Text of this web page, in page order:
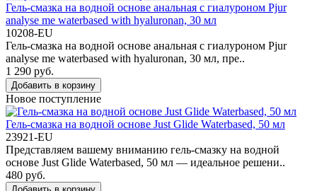
Гель-смазка на водной основе анальная с гиалуроном Pjur
analyse me waterbased with hyaluronan, 30 мл
10208-EU
Гель-смазка на водной основе анальная с гиалуроном Pjur
analyse me waterbased with hyaluronan, 30 мл, пре..
1 290 руб.
Добавить в корзину
Новое поступление
Гель-смазка на водной основе Just Glide Waterbased, 50 мл
23921-EU
Представляем вашему вниманию гель-смазку на водной
основе Just Glide Waterbased, 50 мл — идеальное решени..
480 руб.